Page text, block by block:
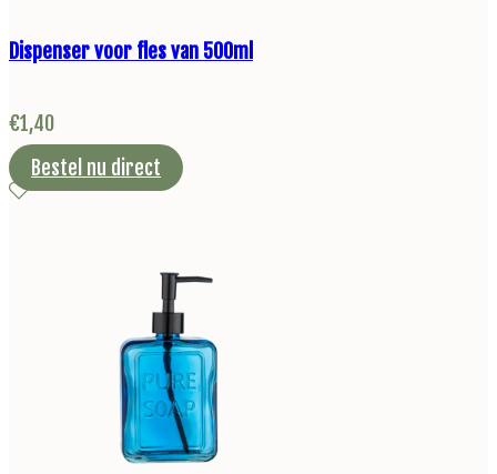
Dispenser voor fles van 500ml
€1,40
Bestel nu direct